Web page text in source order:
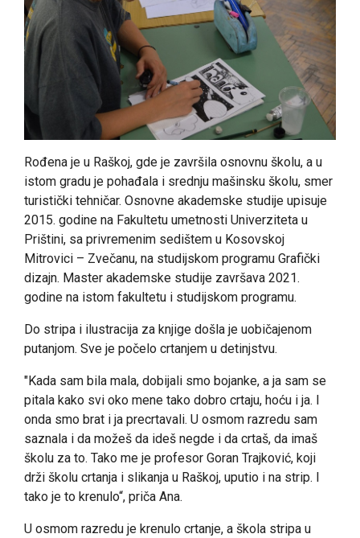
Rođena je u Raškoj, gde je završila osnovnu školu, a u
istom gradu je pohađala i srednju mašinsku školu, smer
turistički tehničar. Osnovne akademske studije upisuje
2015. godine na Fakultetu umetnosti Univerziteta u
Prištini, sa privremenim sedištem u Kosovskoj
Mitrovici – Zvečanu, na studijskom programu Grafički
dizajn. Master akademske studije završava 2021.
godine na istom fakultetu i studijskom programu.
Do stripa i ilustracija za knjige došla je uobičajenom
putanjom. Sve je počelo crtanjem u detinjstvu.
"Kada sam bila mala, dobijali smo bojanke, a ja sam se
pitala kako svi oko mene tako dobro crtaju, hoću i ja. I
onda smo brat i ja precrtavali. U osmom razredu sam
saznala i da možeš da ideš negde i da crtaš, da imaš
školu za to. Tako me je profesor Goran Trajković, koji
drži školu crtanja i slikanja u Raškoj, uputio i na strip. I
tako je to krenulo“, priča Ana.
U osmom razredu je krenulo crtanje, a škola stripa u